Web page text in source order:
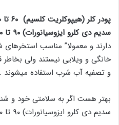
پودر کلر (هیپوکلریت کلسیم) ۶۰ تا ۷۰ درصد
سدیم دی کلرو ایزوسیانورات) ۹۰ تا ۱۰۰ درصد
دارند و معمولا” مناسب
خانگی و ویلایی نیستند ولی
و تصفیه آب شرب استفاده میشوند .
بهتر هست اگر به سلامتی خود و
سدیم دی کلرو ایزوسیانورات) ۹۰ تا ۱۰۰ درصد استفاده کنیم.